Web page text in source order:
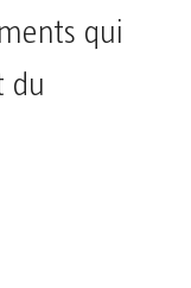
qui
du